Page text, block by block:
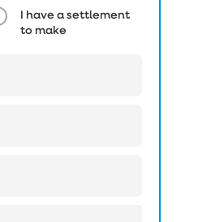
I have a settlement
to make